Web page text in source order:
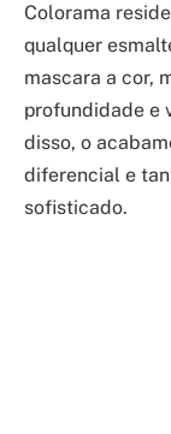
Colorama
qualquer
mascara a cor,
profundidade e
disso, o
diferencial e
sofisticado.